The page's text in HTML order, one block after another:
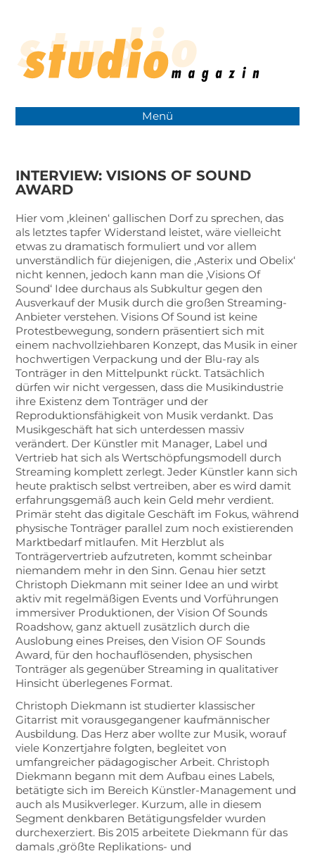
Menü
INTERVIEW: VISIONS OF SOUND
AWARD
Hier vom ‚kleinen‘ gallischen Dorf zu sprechen, das
als letztes tapfer Widerstand leistet, wäre vielleicht
etwas zu dramatisch formuliert und vor allem
unverständlich für diejenigen, die ‚Asterix und Obelix‘
nicht kennen, jedoch kann man die ‚Visions Of
Sound‘ Idee durchaus als Subkultur gegen den
Ausverkauf der Musik durch die großen Streaming-
Anbieter verstehen. Visions Of Sound ist keine
Protestbewegung, sondern präsentiert sich mit
einem nachvollziehbaren Konzept, das Musik in einer
hochwertigen Verpackung und der Blu-ray als
Tonträger in den Mittelpunkt rückt. Tatsächlich
dürfen wir nicht vergessen, dass die Musikindustrie
ihre Existenz dem Tonträger und der
Reproduktionsfähigkeit von Musik verdankt. Das
Musikgeschäft hat sich unterdessen massiv
verändert. Der Künstler mit Manager, Label und
Vertrieb hat sich als Wertschöpfungsmodell durch
Streaming komplett zerlegt. Jeder Künstler kann sich
heute praktisch selbst vertreiben, aber es wird damit
erfahrungsgemäß auch kein Geld mehr verdient.
Primär steht das digitale Geschäft im Fokus, während
physische Tonträger parallel zum noch existierenden
Marktbedarf mitlaufen. Mit Herzblut als
Tonträgervertrieb aufzutreten, kommt scheinbar
niemandem mehr in den Sinn. Genau hier setzt
Christoph Diekmann mit seiner Idee an und wirbt
aktiv mit regelmäßigen Events und Vorführungen
immersiver Produktionen, der Vision Of Sounds
Roadshow, ganz aktuell zusätzlich durch die
Auslobung eines Preises, den Vision OF Sounds
Award, für den hochauflösenden, physischen
Tonträger als gegenüber Streaming in qualitativer
Hinsicht überlegenes Format.
Christoph Diekmann ist studierter klassischer
Gitarrist mit vorausgegangener kaufmännischer
Ausbildung. Das Herz aber wollte zur Musik, worauf
viele Konzertjahre folgten, begleitet von
umfangreicher pädagogischer Arbeit. Christoph
Diekmann begann mit dem Aufbau eines Labels,
betätigte sich im Bereich Künstler-Management und
auch als Musikverleger. Kurzum, alle in diesem
Segment denkbaren Betätigungsfelder wurden
durchexerziert. Bis 2015 arbeitete Diekmann für das
damals ‚größte Replikations- und